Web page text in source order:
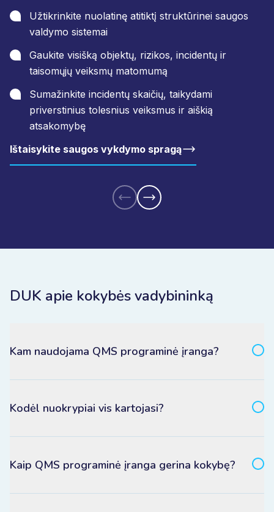
Užtikrinkite nuolatinę atitiktį struktūrinei saugos
valdymo sistemai
Gaukite visišką objektų, rizikos, incidentų ir
taisomųjų veiksmų matomumą
Sumažinkite incidentų skaičių, taikydami
priverstinius tolesnius veiksmus ir aiškią
atsakomybę
Ištaisykite saugos vykdymo spragą
DUK apie kokybės vadybininką
Kam naudojama QMS programinė įranga?
Kodėl nuokrypiai vis kartojasi?
Kaip QMS programinė įranga gerina kokybę?